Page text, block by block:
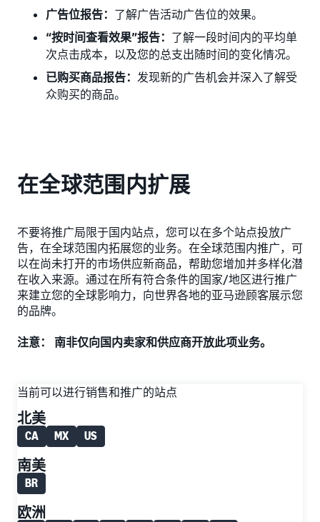
广告位报告： 了解广告活动广告位的效果。
“按时间查看效果”报告： 了解一段时间内的平均单
次点击成本，以及您的总支出随时间的变化情况。
已购买商品报告： 发现新的广告机会并深入了解受
众购买的商品。
在全球范围内扩展
不要将推广局限于国内站点，您可以在多个站点投放广
告，在全球范围内拓展您的业务。在全球范围内推广，可
以在尚未打开的市场供应新商品，帮助您增加并多样化潜
在收入来源。通过在所有符合条件的国家/地区进行推广
来建立您的全球影响力，向世界各地的亚马逊顾客展示您
的品牌。
注意： 南非仅向国内卖家和供应商开放此项业务。
当前可以进行销售和推广的站点
北美
CA MX US
南美
BR
欧洲